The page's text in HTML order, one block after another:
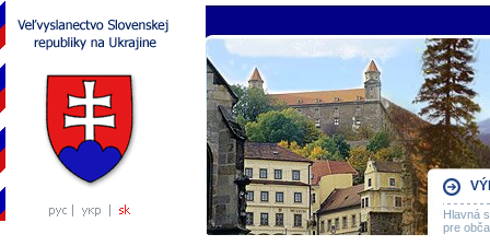
Hlavná
pre